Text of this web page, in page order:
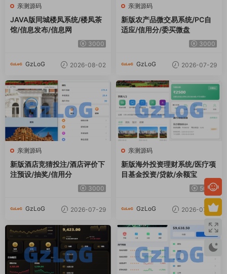
亲测源码
JAVA版同城楼凤系统/楼凤茶
馆/信息发布/信息网
3000
GzLoG 2026-08-02
亲测源码
新版农产品微交易系统/PC自
适应/信用分/委买微盘
3000
GzLoG 2026-07-29
亲测源码
新版酒店竞猜投注/酒店评价下
注预设/抽奖/信用分
3000
GzLoG 2026-07-29
亲测源码
新版海外投资理财系统/医疗项
目基金投资/贷款/余额宝
5000
GzLoG 2026-07-29